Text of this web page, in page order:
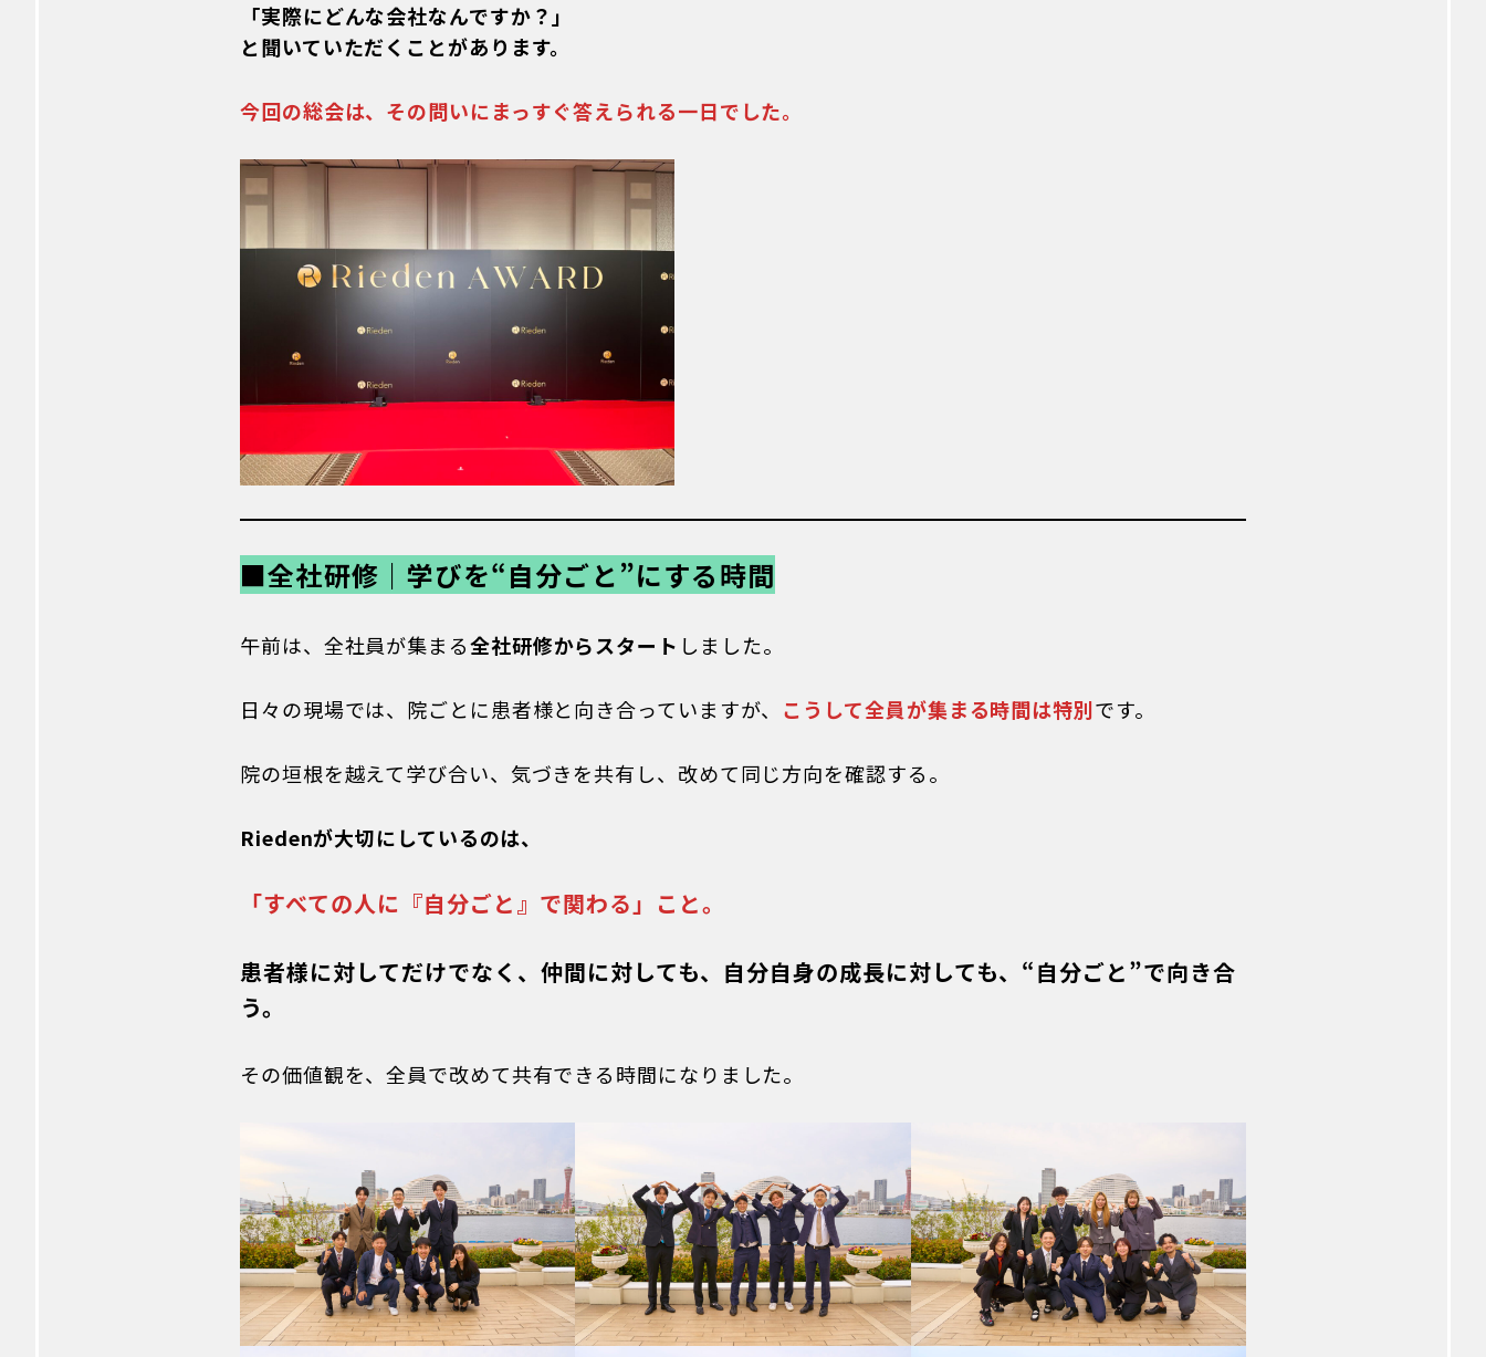
KARADAを知る
創業の想い
業務内容
SHIGOTO
研修制度/評価制度
CAREER
研修制度
「実際にどんな会社なんですか？」
と聞いていただくことがあります。
今回の総会は、その問いにまっすぐ答えられる一日でした。
■全社研修｜学びを“自分ごと”にする時間
午前は、全社員が集まる全社研修からスタート しました。
日々の現場では、院ごとに患者様と向き合っていますが、 こうして全員が集まる時間は特別です。
院の垣根を越えて学び合い、気づきを共有し、改めて同じ方向を確認する。
Riedenが大切にしているのは、
「すべての人に『自分ごと』で関わる」こと。
患者様に対してだけでなく、仲間に対しても、自分自身の成長に対しても、“自分ごと”で向き合
う。
その価値観を、全員で改めて共有できる時間になりました。